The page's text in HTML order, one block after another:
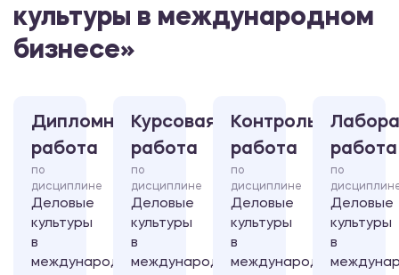
культуры в международном
бизнесе»
Дипломная
работа
по
дисциплине
Деловые
культуры
в
международном
Курсовая
работа
по
дисциплине
Деловые
культуры
в
международном
Контрольная
работа
по
дисциплине
Деловые
культуры
в
международном
работа
по
Деловые
культуры
в